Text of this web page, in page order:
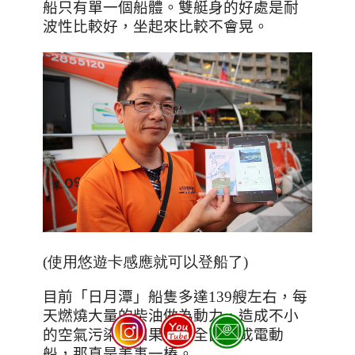
船只有單一個船體。雙艇身的好處是耐
波性比較好，坐起來比較不會晃。
(使用悠遊卡感應就可以登船了)
目前「日月潭」船隻多達139艘左右，每
天燃燒大量的柴油做為動力，造成不小
的空氣污染，如果可以全面換成電動